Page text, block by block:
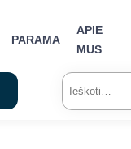
PARAMA
APIE
MUS
Ieškoti: